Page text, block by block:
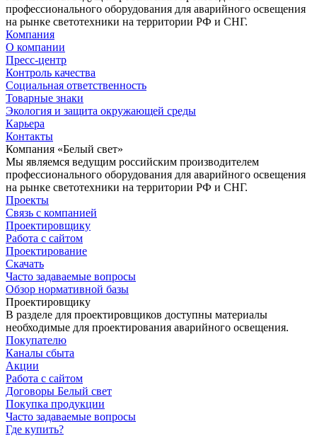
профессионального оборудования для аварийного освещения
на рынке светотехники на территории РФ и СНГ.
Компания
О компании
Пресс-центр
Контроль качества
Социальная ответственность
Товарные знаки
Экология и защита окружающей среды
Карьера
Контакты
Компания «Белый свет»
Мы являемся ведущим российским производителем
профессионального оборудования для аварийного освещения
на рынке светотехники на территории РФ и СНГ.
Проекты
Связь с компанией
Проектировщику
Работа с сайтом
Проектирование
Скачать
Часто задаваемые вопросы
Обзор нормативной базы
Проектировщику
В разделе для проектировщиков доступны материалы
необходимые для проектирования аварийного освещения.
Покупателю
Каналы сбыта
Акции
Работа с сайтом
Договоры Белый свет
Покупка продукции
Часто задаваемые вопросы
Где купить?